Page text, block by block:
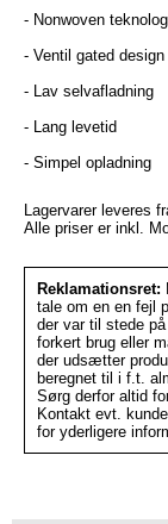
- Nonwoven
- Ventil gated design
- Lav selvafladning
- Lang levetid
- Simpel opladning
Lagervarer leveres
Alle priser er inkl.
Reklamationsret:
tale om en en fejl
der var til stede
forkert brug eller
der udsætter
beregnet til i f.t.
Sørg derfor altid
Kontakt evt.
for yderligere